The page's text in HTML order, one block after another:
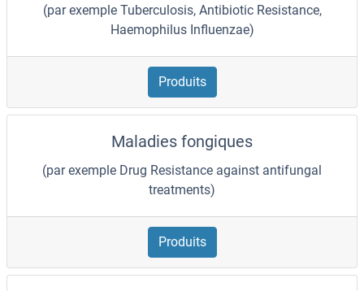
(par exemple Tuberculosis, Antibiotic Resistance,
Haemophilus Influenzae)
Produits
Maladies fongiques
(par exemple Drug Resistance against antifungal
treatments)
Produits